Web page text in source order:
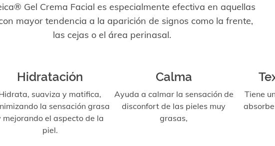
Gel Crema Facial es especialmente efectiva en aquellas
mayor tendencia a la aparición de signos como la frente,
las cejas o el área perinasal.
Hidratación
suaviza y matifica,
la sensación grasa
mejorando el aspecto de la
piel.
Calma
Ayuda a calmar la sensación de
disconfort de las pieles muy
grasas,
Tiene